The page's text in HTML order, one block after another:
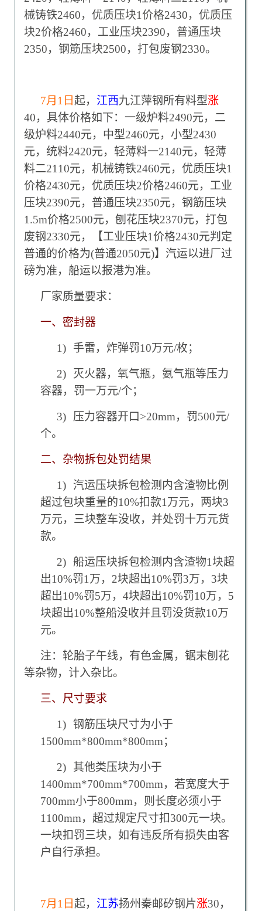
械铸铁2460，优质压块1价格2430，优质压
块2价格2460，工业压块2390，普通压块
2350，钢筋压块2500，打包废钢2330。
7月1日 起， 江西九江萍钢所有料型涨
40，具体价格如下：一级炉料2490元，二
级炉料2440元，中型2460元，小型2430
元，统料2420元，轻薄料一2140元，轻薄
料二2110元，机械铸铁2460元，优质压块1
价格2430元，优质压块2价格2460元，工业
压块2390元，普通压块2350元，钢筋压块
1.5m价格2500元，刨花压块2370元，打包
废钢2330元，【工业压块1价格2430元判定
普通的价格为(普通2050元)】汽运以进厂过
磅为准，船运以报港为准。
厂家质量要求：
一、密封器
1) 手雷，炸弹罚10万元/枚；
2)
灭火器，氧气瓶，氨气瓶等压力
容器，罚一万元/个；
3)
压力容器开口>20mm，罚500元/
个。
二、杂物拆包处罚结果
1)
汽运压块拆包检测内含渣物比例
超过包块重量的10%扣款1万元，两块3
万元，三块整车没收，并处罚十万元货
款。
2) 船运压块拆包检测内含渣物1块超
出10%罚1万，2块超出10%罚3万，3块
超出10%罚5万，4块超出10%罚10万，5
块超出10%整船没收并且罚没货款10万
元。
注：轮胎子午线，有色金属，锯末刨花
等杂物，计入杂比。
三、尺寸要求
1) 钢筋压块尺寸为小于
1500mm*800mm*800mm；
2)
其他类压块为小于
1400mm*700mm*700mm，若宽度大于
700mm小于800mm，则长度必须小于
1100mm，超过规定尺寸扣300元一块。
一块扣罚三块，如有违反所有损失由客
户自行承担。
7月1日 起， 江苏扬州秦邮矽钢片涨30，